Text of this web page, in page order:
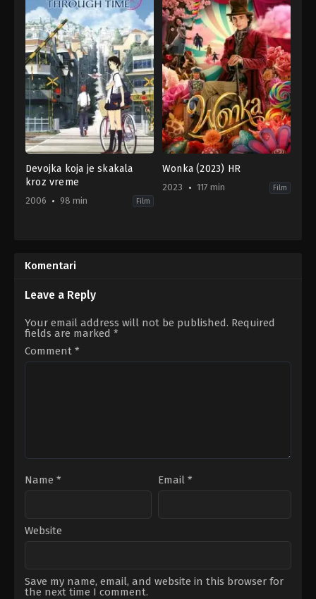
Devojka koja je skakala
kroz vreme
2006 98 min Film
2006-
07-
Mamoru
Wonka (2023) HR
2023 117 min Film
Komentari
Leave a Reply
Your email address will not be published. Required
fields are marked *
Comment *
Name * Email *
Website
Save my name, email, and website in this browser for
the next time I comment.